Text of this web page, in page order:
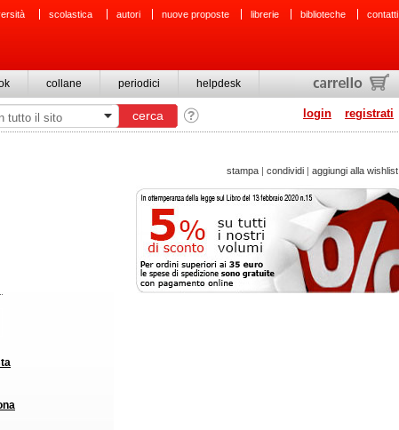
scolastica autori nuove proposte librerie biblioteche contatti
collane periodici helpdesk
login registrati
stampa | condividi | aggiungi alla wishlist